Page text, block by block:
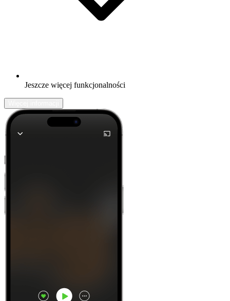
Jeszcze więcej funkcjonalności